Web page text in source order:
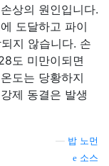
상의 원인입니다.
도달하고 파이
지 않습니다. 손
도 미만이되면
도는 당황하지
제 동결은 발생
밥 노먼
소스